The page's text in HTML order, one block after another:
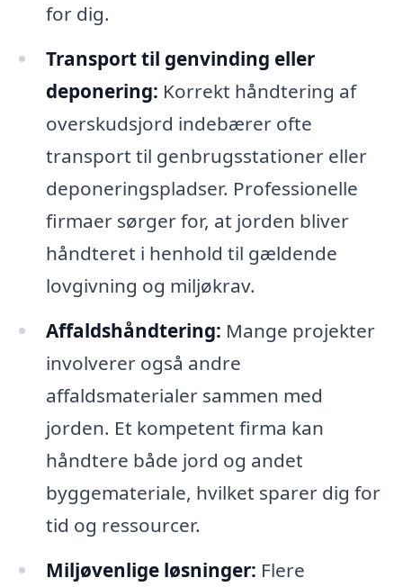
for dig.
Transport til genvinding eller
deponering: Korrekt håndtering af
overskudsjord indebærer ofte
transport til genbrugsstationer eller
deponeringspladser. Professionelle
firmaer sørger for, at jorden bliver
håndteret i henhold til gældende
lovgivning og miljøkrav.
Affaldshåndtering: Mange projekter
involverer også andre
affaldsmaterialer sammen med
jorden. Et kompetent firma kan
håndtere både jord og andet
byggemateriale, hvilket sparer dig for
tid og ressourcer.
Miljøvenlige løsninger: Flere